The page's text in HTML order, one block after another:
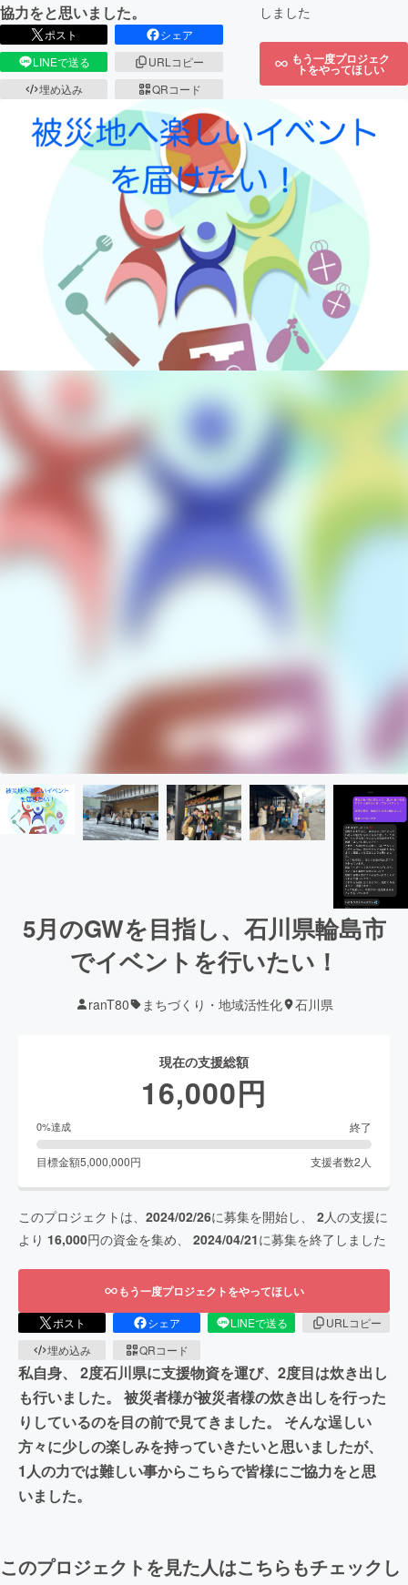
協力をと思いました。
ポスト
シェア
LINEで送る
URLコピー
埋め込み
QRコード
しました
もう一度プロジェク
トをやってほしい
5月のGWを目指し、石川県輪島市
でイベントを行いたい！
ranT80 まちづくり・地域活性化 石川県
現在の支援総額
16,000円
0%達成 終了
目標金額5,000,000円 支援者数2 人
このプロジェクトは、 2024/02/26に募集を開始し、 2人の支援に
より 16,000円の資金を集め、 2024/04/21に募集を終了しました
もう一度プロジェクトをやってほしい
ポスト シェア LINEで送る
URLコピー
埋め込み
QRコード
私自身、 2度石川県に支援物資を運び、2度目は炊き出し
も行いました。 被災者様が被災者様の炊き出しを行った
りしているのを目の前で見てきました。 そんな逞しい
方々に少しの楽しみを持っていきたいと思いましたが、
1人の力では難しい事からこちらで皆様にご協力をと思
いました。
このプロジェクトを見た人はこちらもチェックし